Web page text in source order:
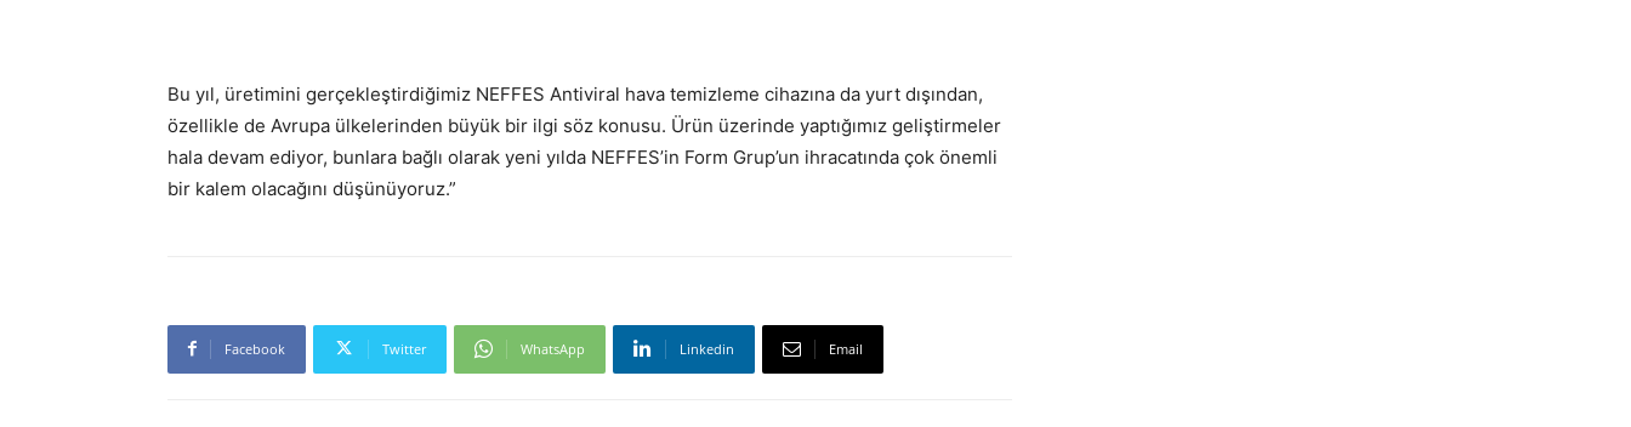
Bu yıl, üretimini gerçekleştirdiğimiz NEFFES Antiviral hava temizleme cihazına da yurt dışından,
özellikle de Avrupa ülkelerinden büyük bir ilgi söz konusu. Ürün üzerinde yaptığımız geliştirmeler
hala devam ediyor, bunlara bağlı olarak yeni yılda NEFFES’in Form Grup’un ihracatında çok önemli
bir kalem olacağını düşünüyoruz.”
Facebook Twitter WhatsApp Linkedin Email